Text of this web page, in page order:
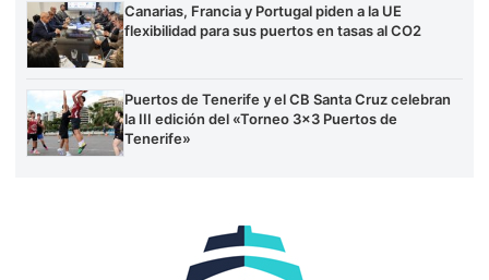
Canarias, Francia y Portugal piden a la UE
flexibilidad para sus puertos en tasas al CO2
Puertos de Tenerife y el CB Santa Cruz celebran
la III edición del «Torneo 3×3 Puertos de
Tenerife»